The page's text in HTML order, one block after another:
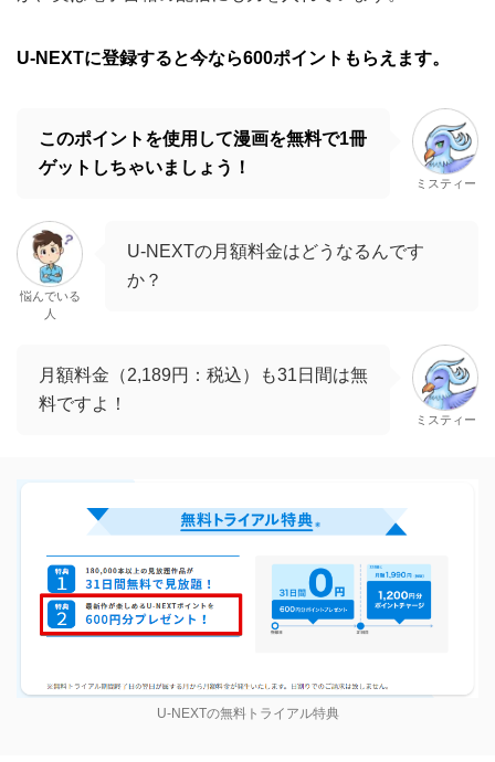
U-NEXTに登録すると今なら600ポイントもらえます。
このポイントを使用して漫画を無料で1冊
ゲットしちゃいましょう！
ミスティー
悩んでいる
人
U-NEXTの月額料金はどうなるんです
か？
月額料金（2,189円：税込）も31日間は無
料ですよ！
ミスティー
U-NEXTの無料トライアル特典